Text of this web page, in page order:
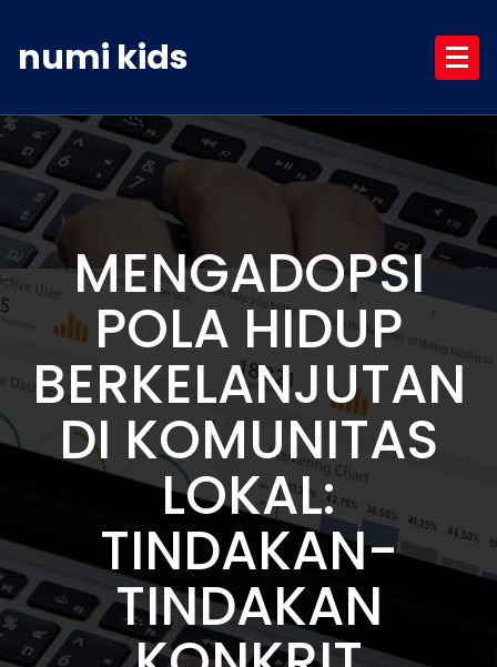
content
numi kids
MENGADOPSI
POLA HIDUP
BERKELANJUTAN
DI KOMUNITAS
LOKAL:
TINDAKAN-
TINDAKAN